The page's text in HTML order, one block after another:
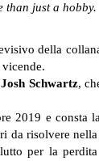
than just a hobby.
della
vicende.
Josh Schwartz,
2019 e
da risolvere
per la